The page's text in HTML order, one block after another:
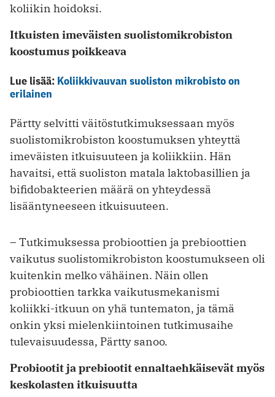
koliikin hoidoksi.
Itkuisten imeväisten suolistomikrobiston
koostumus poikkeava
Lue lisää: Koliikkivauvan suoliston mikrobisto on
erilainen
Pärtty selvitti väitöstutkimuksessaan myös
suolistomikrobiston koostumuksen yhteyttä
imeväisten itkuisuuteen ja koliikkiin. Hän
havaitsi, että suoliston matala laktobasillien ja
bifidobakteerien määrä on yhteydessä
lisääntyneeseen itkuisuuteen.
– Tutkimuksessa probioottien ja prebioottien
vaikutus suolistomikrobiston koostumukseen oli
kuitenkin melko vähäinen. Näin ollen
probioottien tarkka vaikutusmekanismi
koliikki-itkuun on yhä tuntematon, ja tämä
onkin yksi mielenkiintoinen tutkimusaihe
tulevaisuudessa, Pärtty sanoo.
Probiootit ja prebiootit ennaltaehkäisevät myös
keskolasten itkuisuutta